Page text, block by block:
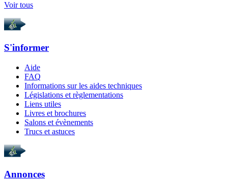
Voir tous
S'informer
Aide
FAQ
Informations sur les aides techniques
Législations et règlementations
Liens utiles
Livres et brochures
Salons et évènements
Trucs et astuces
Annonces